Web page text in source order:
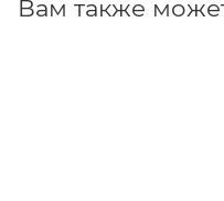
Вам также